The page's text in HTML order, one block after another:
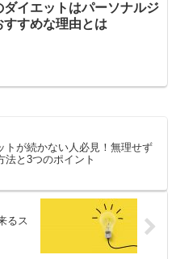
ダイエットはパーソナルジ
すすめな理由とは
トが続かない人必見！無理せず
法と3つのポイント
るス